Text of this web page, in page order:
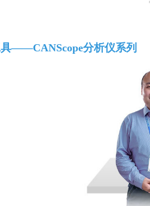
——CANScope分析仪系列